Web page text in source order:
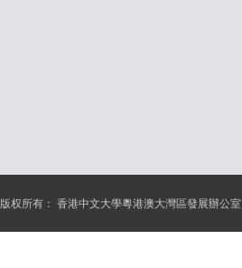
版权所有： 香港中文大學粵港澳大灣區發展辦公室